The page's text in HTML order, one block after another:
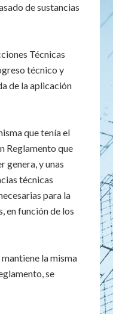
de sustancias
Técnicas
técnico y
de la aplicación
que tenía el
Reglamento que
genera, y unas
técnicas
para la
en función de los
la misma
se